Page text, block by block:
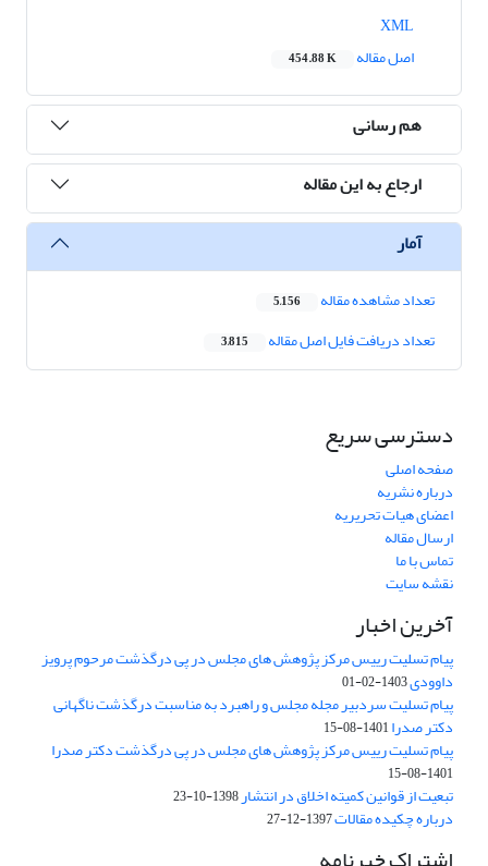
اصل مقاله
454.88 K
هم رسانی
ارجاع به این مقاله
آمار
تعداد مشاهده مقاله 5,156
تعداد دریافت فایل اصل مقاله 3,815
دسترسی سریع
صفحه اصلی
درباره نشریه
اعضای هیات تحریریه
ارسال مقاله
تماس با ما
نقشه سایت
آخرین اخبار
پیام تسلیت رییس مرکز پژوهش های مجلس در پی درگذشت مرحوم پرویز
داوودی1403-02-01
پیام تسلیت سردبیر مجله مجلس و راهبرد به مناسبت درگذشت ناگهانی
دکتر صدرا1401-08-15
پیام تسلیت رییس مرکز پژوهش های مجلس در پی درگذشت دکتر صدرا
1401-08-15
تبعیت از قوانین کمیته اخلاق در انتشار1398-10-23
درباره چکیده مقالات1397-12-27